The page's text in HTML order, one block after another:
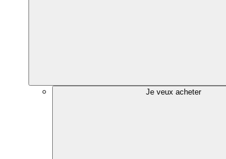
Je veux acheter